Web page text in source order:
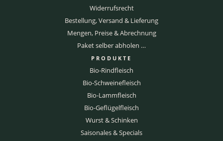
Widerrufsrecht
Bestellung, Versand & Lieferung
Mengen, Preise & Abrechnung
Paket selber abholen …
PRODUKTE
Bio-Rindfleisch
Bio-Schweinefleisch
Bio-Lammfleisch
Bio-Geflügelfleisch
Wurst & Schinken
Saisonales & Specials